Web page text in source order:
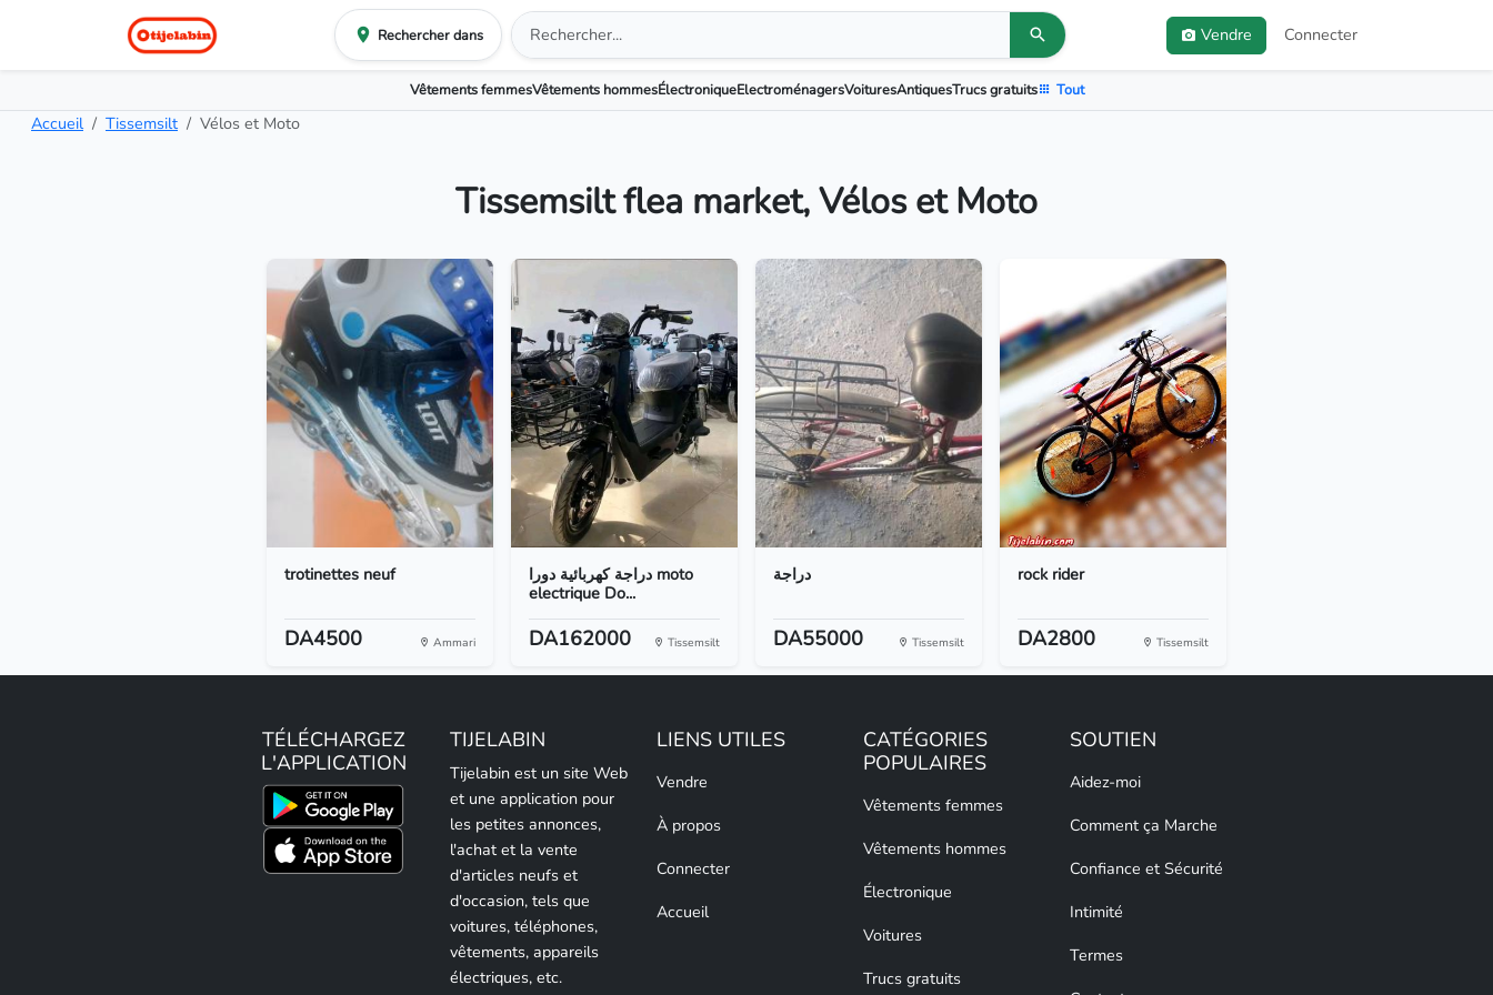
Rechercher dans Vendre Connecter
Vêtements femmesVêtements hommesÉlectroniqueElectroménagersVoituresAntiquesTrucs gratuits Tout
Accueil Tissemsilt Vélos et Moto
Tissemsilt flea market, Vélos et Moto
trotinettes neuf
DA4500 Ammari
دراجة كهربائية دورا moto
electrique Do...
DA162000 Tissemsilt
دراجة
DA55000 Tissemsilt
rock rider
DA2800 Tissemsilt
TÉLÉCHARGEZ
L'APPLICATION
TIJELABIN
Tijelabin est un site Web
et une application pour
les petites annonces,
l'achat et la vente
d'articles neufs et
d'occasion, tels que
voitures, téléphones,
vêtements, appareils
électriques, etc.
LIENS UTILES
Vendre
À propos
Connecter
Accueil
CATÉGORIES
POPULAIRES
Vêtements femmes
Vêtements hommes
Électronique
Voitures
Trucs gratuits
SOUTIEN
Aidez-moi
Comment ça Marche
Confiance et Sécurité
Intimité
Termes